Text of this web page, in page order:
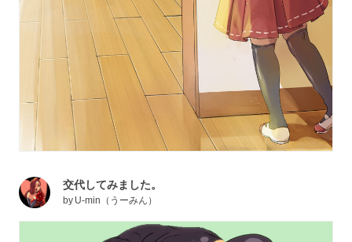
交代してみました。
by U-min（うーみん）